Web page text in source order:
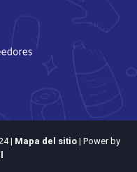
| Mapa del sitio| Power by